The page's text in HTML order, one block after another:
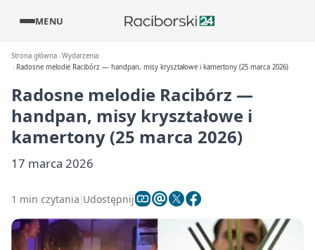
MENU
Strona główna Wydarzenia
Radosne melodie Racibórz — handpan, misy kryształowe i kamertony (25 marca 2026)
Radosne melodie Racibórz —
handpan, misy kryształowe i
kamertony (25 marca 2026)
17 marca 2026
1 min czytania Udostępnij